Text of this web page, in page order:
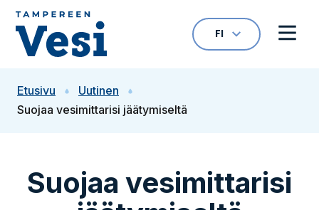
Siirry sisältöön
VALITTU KIELI:
FI
Avaa
Etusivu
Uutinen
Suojaa vesimittarisi jäätymiseltä
Suojaa vesimittarisi